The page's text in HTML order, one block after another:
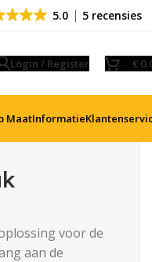
5.0 5 recensies
Login / Register €
MaatInformatie
voor de
aan de